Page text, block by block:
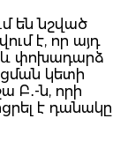
են նշված
է, որ այդ
և փոխադարձ
կետի
Բ․-ն, որի
է դանակը